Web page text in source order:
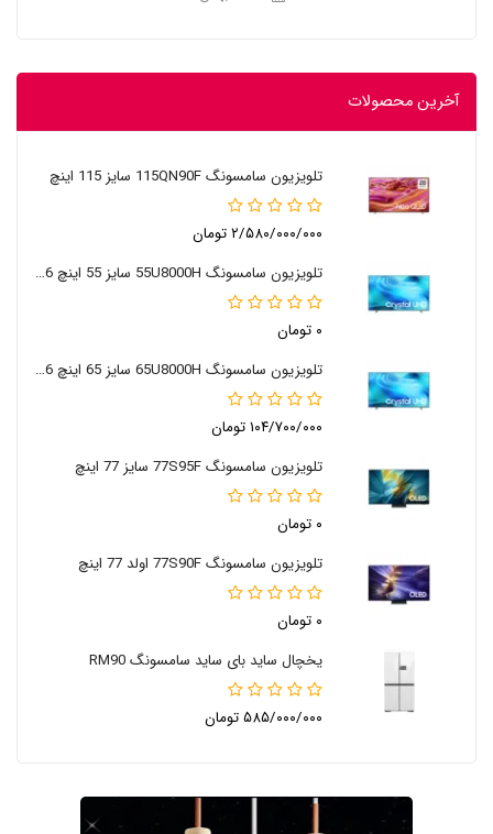
آخرین محصولات
تلویزیون سامسونگ 115QN90F سایز 115 اینچ
۲/۵۸۰/۰۰۰/۰۰۰ تومان
تلویزیون سامسونگ 55U8000H سایز 55 اینچ 2026
۰ تومان
تلویزیون سامسونگ 65U8000H سایز 65 اینچ 2026
۱۰۴/۷۰۰/۰۰۰ تومان
تلویزیون سامسونگ 77S95F سایز 77 اینچ
۰ تومان
تلویزیون سامسونگ 77S90F اولد 77 اینچ
۰ تومان
یخچال ساید بای ساید سامسونگ RM90
۵۸۵/۰۰۰/۰۰۰ تومان